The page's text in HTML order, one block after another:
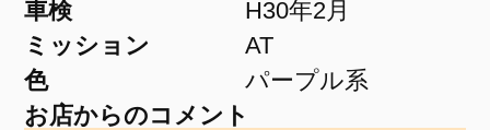
車検
H30年2月
ミッション
AT
色
パープル系
お店からのコメント